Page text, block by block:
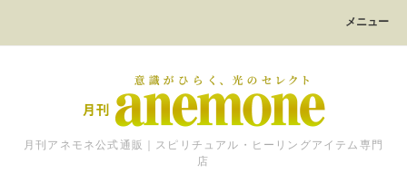
メニュー
月刊アネモネ公式通販｜スピリチュアル・ヒーリングアイテム専門
店